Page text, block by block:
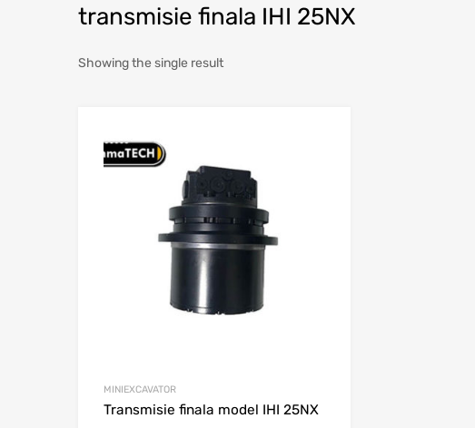
transmisie finala IHI 25NX
Showing the single result
MINIEXCAVATOR
Transmisie finala model IHI 25NX